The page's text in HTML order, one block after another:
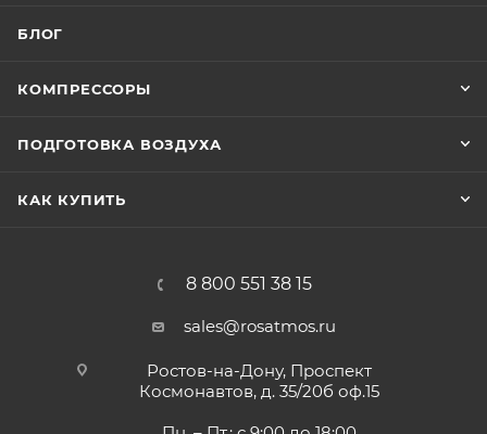
БЛОГ
КОМПРЕССОРЫ
ПОДГОТОВКА ВОЗДУХА
КАК КУПИТЬ
8 800 551 38 15
sales@rosatmos.ru
Ростов-на-Дону, Проспект
Космонавтов, д. 35/20б оф.15